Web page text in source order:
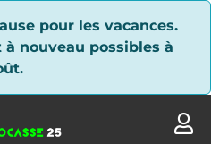
pour les vacances.
nouveau possibles à
cookies